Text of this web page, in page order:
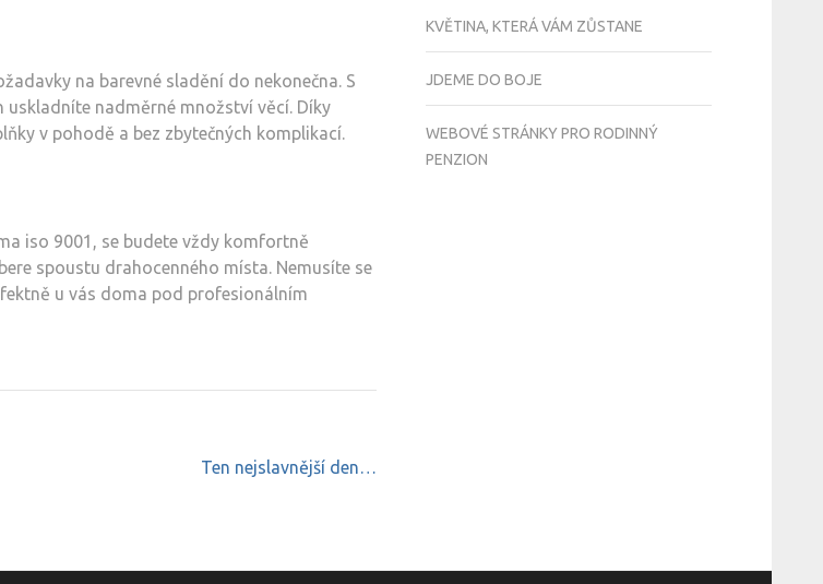
na barevné sladění do nekonečna. S
nadměrné množství věcí. Díky
v pohodě a bez zbytečných komplikací.
iso 9001, se budete vždy komfortně
spoustu drahocenného místa. Nemusíte se
u vás doma pod profesionálním
Ten nejslavnější den…
KVĚTINA, KTERÁ VÁM ZŮSTANE
JDEME DO BOJE
WEBOVÉ STRÁNKY PRO RODINNÝ
PENZION